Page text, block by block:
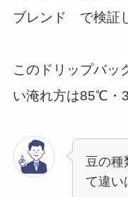
ブレンド で検証
このドリップバッ
い淹れ方は85℃・
豆の種
て違い